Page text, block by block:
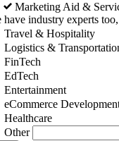
Marketing Aid &
have industry experts
Travel & Hospitality
Logistics &
FinTech
EdTech
Entertainment
eCommerce
Healthcare
Other